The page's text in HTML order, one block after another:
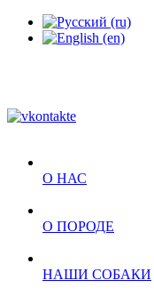
О НАС
О ПОРОДЕ
НАШИ СОБАКИ